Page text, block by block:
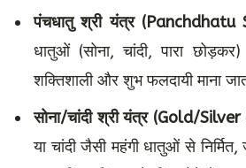
पंचधातु श्री यंत्र (Panchdhatu
धातुओं (सोना, चांदी, पारा
शक्तिशाली और शुभ फलदायी माना
सोना/चांदी श्री यंत्र (Gold/
या चांदी जैसी महंगी धातुओं से